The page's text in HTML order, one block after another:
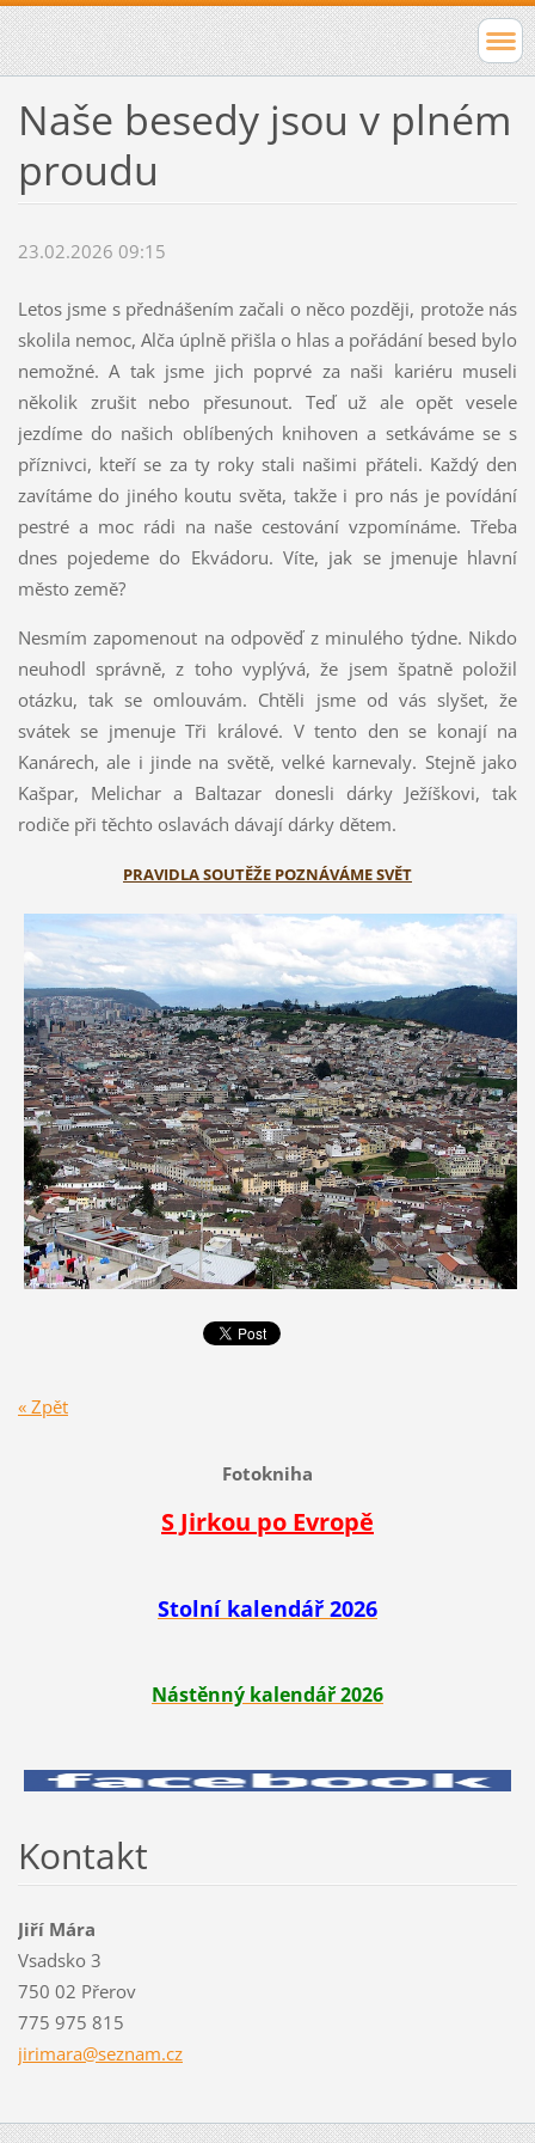
Naše besedy jsou v plném
proudu
23.02.2026 09:15
Letos jsme s přednášením začali o něco později, protože nás
skolila nemoc, Alča úplně přišla o hlas a pořádání besed bylo
nemožné. A tak jsme jich poprvé za naši kariéru museli
několik zrušit nebo přesunout. Teď už ale opět vesele
jezdíme do našich oblíbených knihoven a setkáváme se s
příznivci, kteří se za ty roky stali našimi přáteli. Každý den
zavítáme do jiného koutu světa, takže i pro nás je povídání
pestré a moc rádi na naše cestování vzpomínáme. Třeba
dnes pojedeme do Ekvádoru. Víte, jak se jmenuje hlavní
město země?
Nesmím zapomenout na odpověď z minulého týdne. Nikdo
neuhodl správně, z toho vyplývá, že jsem špatně položil
otázku, tak se omlouvám. Chtěli jsme od vás slyšet, že
svátek se jmenuje Tři králové. V tento den se konají na
Kanárech, ale i jinde na světě, velké karnevaly. Stejně jako
Kašpar, Melichar a Baltazar donesli dárky Ježíškovi, tak
rodiče při těchto oslavách dávají dárky dětem.
PRAVIDLA SOUTĚŽE POZNÁVÁME SVĚT
« Zpět
Fotokniha
S Jirkou po Evropě
Stolní kalendář 2026
Nástěnný kalendář 2026
Kontakt
Jiří Mára
Vsadsko 3
750 02 Přerov
775 975 815
jirimara@seznam.cz